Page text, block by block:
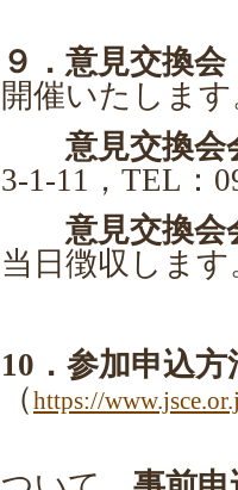
９．意見交換会
開催いたしま
意見交換会
3-1-11，TEL：
意見交換会
当日徴収しま
10．参加申込方
（https://